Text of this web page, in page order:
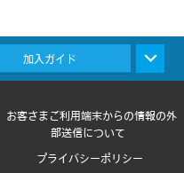
加入ガイド
お客さまご利用端末からの情報の外
部送信について
プライバシーポリシー